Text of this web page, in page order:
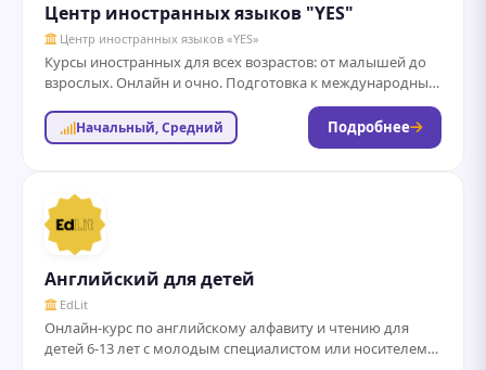
Центр иностранных языков "YES"
Центр иностранных языков «YES»
Курсы иностранных для всех возрастов: от малышей до
взрослых. Онлайн и очно. Подготовка к международным
экзаменам. Собственная уникальная методика
преподавания....
Начальный, Средний Подробнее
Английский для детей
EdLit
Онлайн-курс по английскому алфавиту и чтению для
детей 6-13 лет с молодым специалистом или носителем